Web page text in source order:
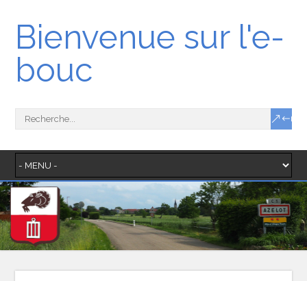
Bienvenue sur l'e-
bouc